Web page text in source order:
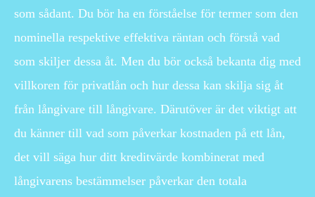
som sådant. Du bör ha en förståelse för termer som den
nominella respektive effektiva räntan och förstå vad
som skiljer dessa åt. Men du bör också bekanta dig med
villkoren för privatlån och hur dessa kan skilja sig åt
från långivare till långivare. Därutöver är det viktigt att
du känner till vad som påverkar kostnaden på ett lån,
det vill säga hur ditt kreditvärde kombinerat med
långivarens bestämmelser påverkar den totala